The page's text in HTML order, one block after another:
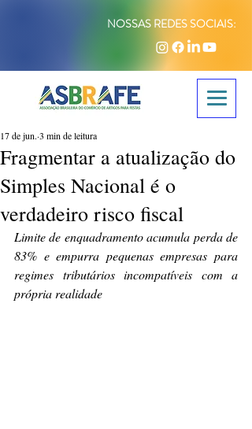
NOSSAS REDES SOCIAIS:
Fragmentar a atualização do
Simples Nacional é o
verdadeiro risco fiscal
17 de jun. 3 min de leitura
Limite de enquadramento acumula perda de
83% e empurra pequenas empresas para
regimes tributários incompatíveis com a
própria realidade